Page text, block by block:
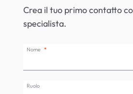
Crea il tuo primo contatto
specialista.
Nome
Ruolo